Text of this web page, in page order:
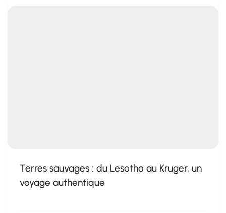
Terres sauvages : du Lesotho au Kruger, un
voyage authentique